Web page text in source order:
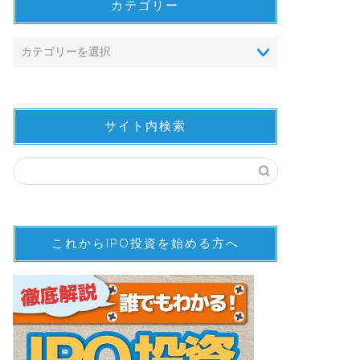
カテゴリー
サイト内検索
これからIPO投資を始める方へ